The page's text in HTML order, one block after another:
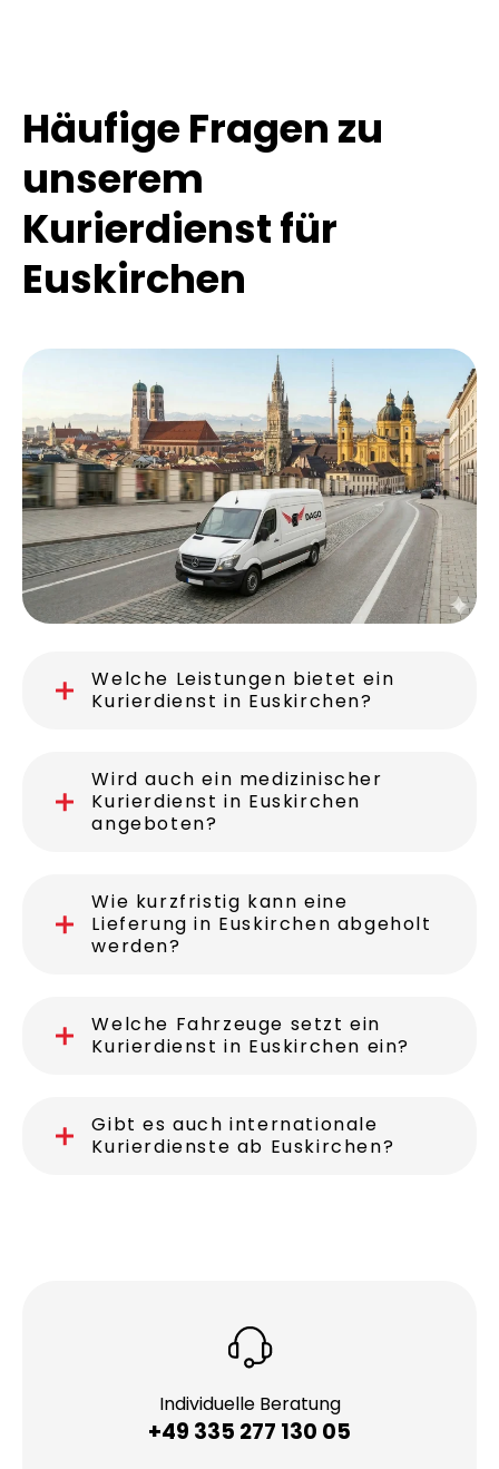
Häufige Fragen zu
unserem
Kurierdienst für
Euskirchen
Welche Leistungen bietet ein
Kurierdienst in Euskirchen?
Wird auch ein medizinischer
Kurierdienst in Euskirchen
angeboten?
Wie kurzfristig kann eine
Lieferung in Euskirchen abgeholt
werden?
Welche Fahrzeuge setzt ein
Kurierdienst in Euskirchen ein?
Gibt es auch internationale
Kurierdienste ab Euskirchen?
Individuelle Beratung
+49 335 277 130 05